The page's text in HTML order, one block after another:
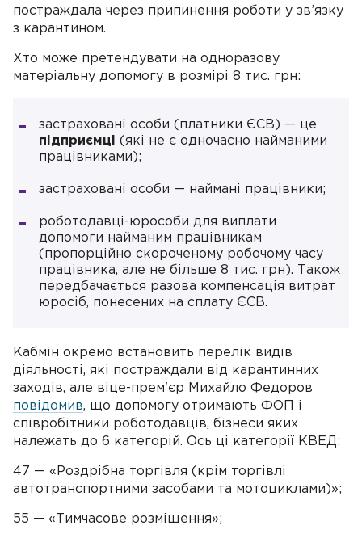
постраждала через припинення роботи у зв’язку
з карантином.
Хто може претендувати на одноразову
матеріальну допомогу в розмірі 8 тис. грн:
застраховані особи (платники ЄСВ) — це
підприємці (які не є одночасно найманими
працівниками);
застраховані особи — наймані працівники;
роботодавці-юрособи для виплати
допомоги найманим працівникам
(пропорційно скороченому робочому часу
працівника, але не більше 8 тис. грн). Також
передбачається разова компенсація витрат
юросіб, понесених на сплату ЄСВ.
Кабмін окремо встановить перелік видів
діяльності, які постраждали від карантинних
заходів, але віце-прем'єр Михайло Федоров
повідомив, що допомогу отримають ФОП і
співробітники роботодавців, бізнеси яких
належать до 6 категорій. Ось ці категорії КВЕД:
47 — «Роздрібна торгівля (крім торгівлі
автотранспортними засобами та мотоциклами)»;
55 — «Тимчасове розміщення»;